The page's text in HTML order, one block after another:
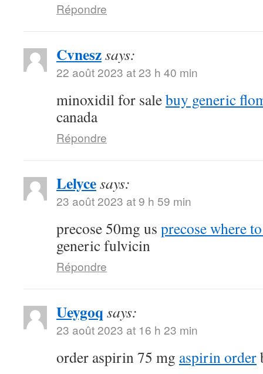
Répondre
Cvneszsays:
22 août 2023 at 23 h 40 min
minoxidil for salebuy generic
canada
Répondre
Lelycesays:
23 août 2023 at 9 h 59 min
precose 50mg us precose where
generic fulvicin
Répondre
Ueygoq says:
23 août 2023 at 16 h 23 min
order aspirin 75 mg aspirin order